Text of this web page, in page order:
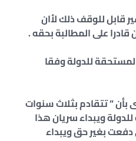
قابل للوقف ذلك لأان
قادرا على المطالبة بحقه .
للدولة وفقا
مدني تقضى بأن ” تتقادم بثلاث سنوات
ويبداء سريان هذا
دفعت بغير حق ويبداء